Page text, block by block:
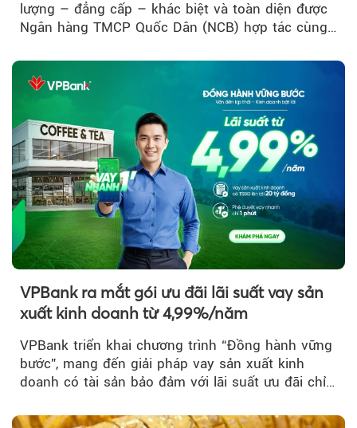
lượng – đẳng cấp – khác biệt và toàn diện được
Ngân hàng TMCP Quốc Dân (NCB) hợp tác cùng
VPBank ra mắt gói ưu đãi lãi suất vay sản
xuất kinh doanh từ 4,99%/năm
VPBank triển khai chương trình “Đồng hành vững
bước”, mang đến giải pháp vay sản xuất kinh
doanh có tài sản bảo đảm với lãi suất ưu đãi chỉ